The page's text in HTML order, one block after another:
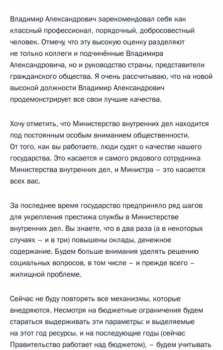
Владимир Александрович зарекомендовал себя как
классный профессионал, порядочный, добросовестный
человек. Отмечу, что эту высокую оценку разделяют
не только коллеги и подчинённые Владимира
Александровича, но и руководство страны, представители
гражданского общества. Я очень рассчитываю, что на новой
высокой должности Владимир Александрович
продемонстрирует все свои лучшие качества.
Хочу отметить, что Министерство внутренних дел находится
под постоянным особым вниманием общественности.
От того, как вы работаете, люди судят о качестве нашего
государства. Это касается и самого рядового сотрудника
Министерства внутренних дел, и Министра – это касается
всех вас.
За последнее время государство предприняло ряд шагов
для укрепления престижа службы в Министерстве
внутренних дел. Вы знаете, что в два раза (а в некоторых
случаях – и в три) повышены оклады, денежное
содержание. Будем больше внимания уделять решению
социальных вопросов, в том числе – и прежде всего –
жилищной проблеме.
Сейчас не буду повторять все механизмы, которые
внедряются. Несмотря на бюджетные ограничения будем
стараться выдерживать эти параметры: и выделяемые
на этот год ресурсы, и на последующие годы (сейчас
Правительство работает над бюджетом), – будем учитывать